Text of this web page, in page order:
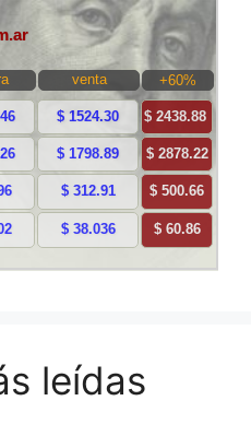
leídas